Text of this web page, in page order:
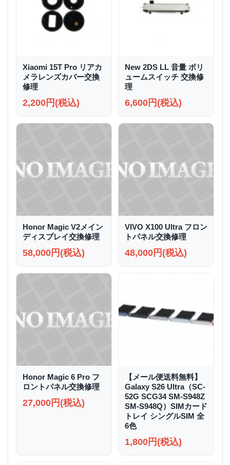
Xiaomi 15T Pro リアカ
メラレンズカバー交換
修理
2,200円(税込)
New 2DS LL 音量 ボリ
ュームスイッチ 交換修
理
6,600円(税込)
Honor Magic V2メイン
ディスプレイ交換修理
58,000円(税込)
VIVO X100 Ultra フロン
トパネル交換修理
48,000円(税込)
Honor Magic 6 Pro フ
ロントパネル交換修理
27,000円(税込)
【メール便送料無料】
Galaxy S26 Ultra（SC-
52G SCG34 SM-S948Z
SM-S948Q）SIMカード
トレイ シングルSIM 全
6色
1,800円(税込)